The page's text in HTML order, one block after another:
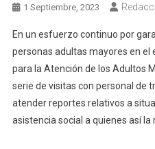
1 Septiembre, 2023
En un esfuerzo continuo por
personas adultas mayores en el
para la Atención de los Adultos
serie de visitas con personal de
atender reportes relativos a
asistencia social a quienes así la